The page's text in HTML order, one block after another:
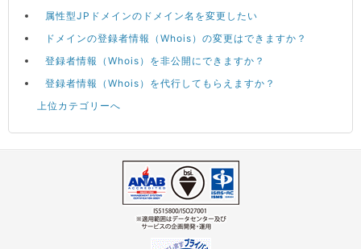
属性型JPドメインのドメイン名を変更したい
ドメインの登録者情報（Whois）の変更はできますか？
登録者情報（Whois）を非公開にできますか？
登録者情報（Whois）を代行してもらえますか？
上位カテゴリーへ